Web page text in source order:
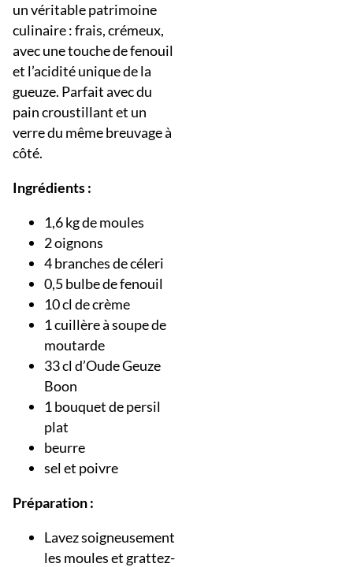
un véritable patrimoine
culinaire : frais, crémeux,
avec une touche de fenouil
et l’acidité unique de la
gueuze. Parfait avec du
pain croustillant et un
verre du même breuvage à
côté.
Ingrédients :
1,6 kg de moules
2 oignons
4 branches de céleri
0,5 bulbe de fenouil
10 cl de crème
1 cuillère à soupe de
moutarde
33 cl d’Oude Geuze
Boon
1 bouquet de persil
plat
beurre
sel et poivre
Préparation :
Lavez soigneusement
les moules et grattez-